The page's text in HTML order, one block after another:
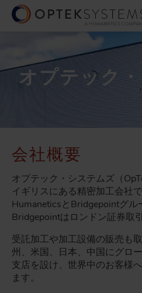
o
オプテック
会社概要
オプテック・システムズ（
イギリスにある精密加工会社
HumaneticsとBridgepointグル
Bridgepointはロンドン証券取
受託加工や加工設備の販売も
州、米国、日本、中国にグロ
支店を設け、世界中のお客様
ます。